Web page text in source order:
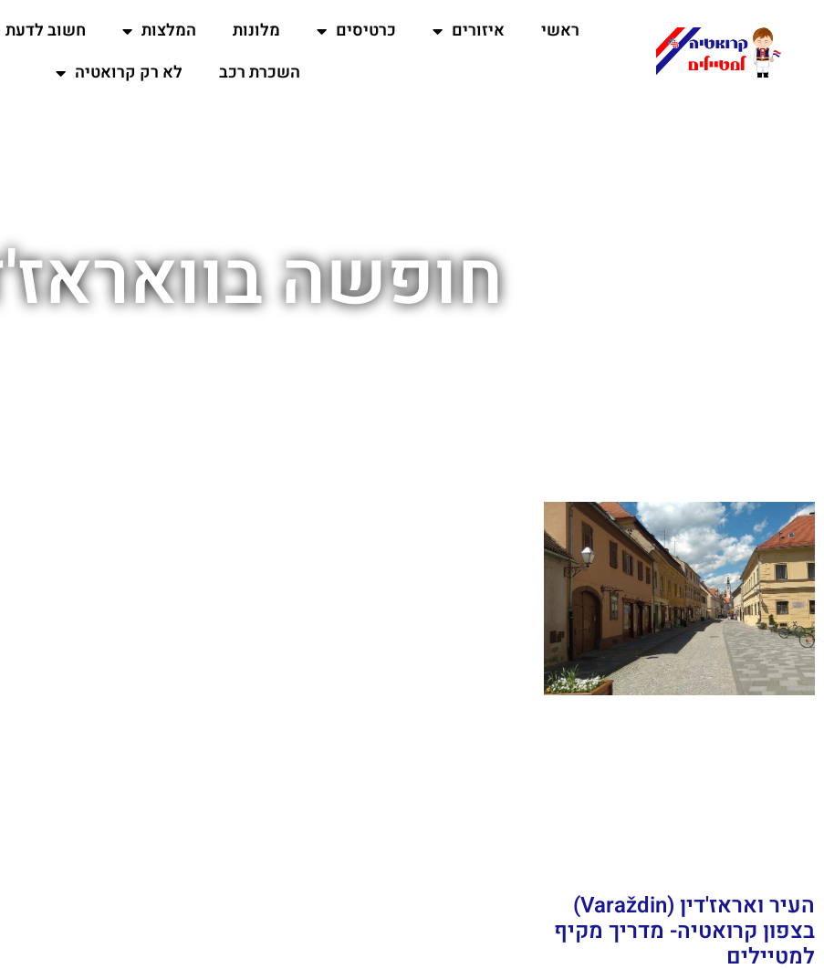
ראשי איזורים כרטיסים מלונות המלצות חשוב לדעת
השכרת רכב
לא רק קרואטיה
חופשה
העיר ואראז'דין (Varaždin)
בצפון קרואטיה- מדריך מקיף
למטיילים